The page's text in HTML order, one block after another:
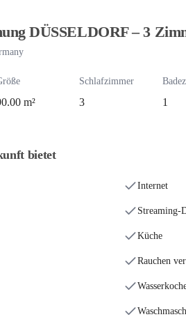
DÜSSELDORF – 3
m²
Schlafzimmer
3 1
bietet
Internet
Streaming-
Küche
Rauchen